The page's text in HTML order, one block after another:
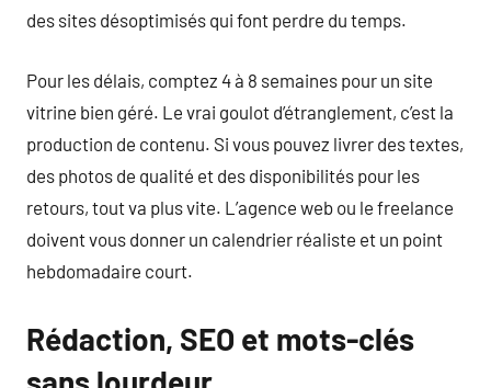
des sites désoptimisés qui font perdre du temps.
Pour les délais, comptez 4 à 8 semaines pour un site
vitrine bien géré. Le vrai goulot d’étranglement, c’est la
production de contenu. Si vous pouvez livrer des textes,
des photos de qualité et des disponibilités pour les
retours, tout va plus vite. L’agence web ou le freelance
doivent vous donner un calendrier réaliste et un point
hebdomadaire court.
Rédaction, SEO et mots-clés